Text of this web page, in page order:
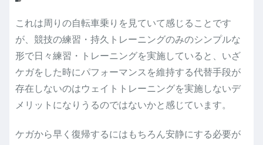
これは周りの自転車乗りを見ていて感じることです
が、競技の練習・持久トレーニングのみのシンプルな
形で日々練習・トレーニングを実施していると、いざ
ケガをした時にパフォーマンスを維持する代替手段が
存在しないのはウェイトトレーニングを実施しないデ
メリットになりうるのではないかと感じています。
ケガから早く復帰するにはもちろん安静にする必要が